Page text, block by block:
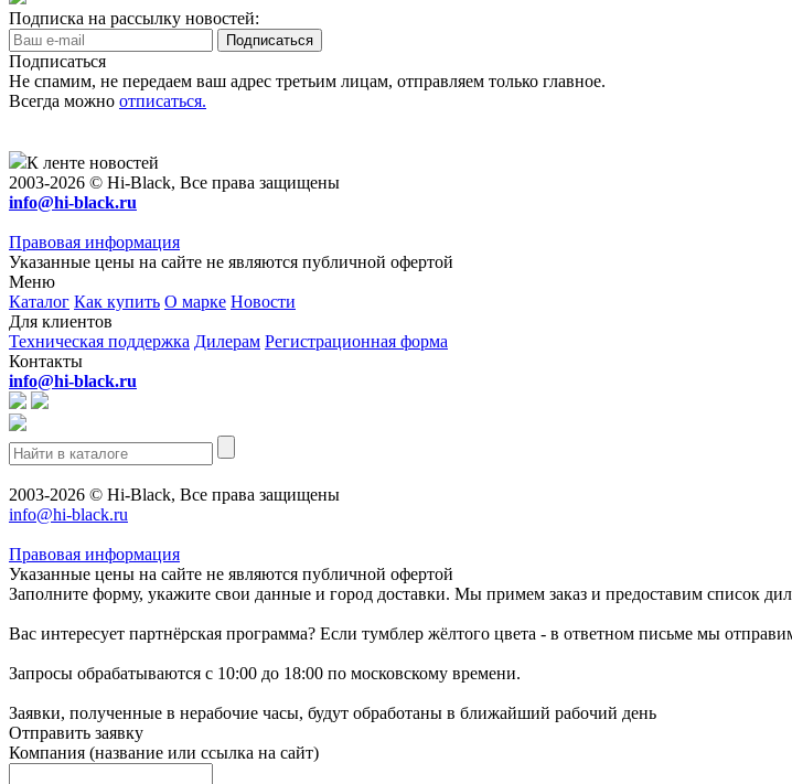
Подписка на рассылку новостей:
Подписаться
Не спамим, не передаем ваш адрес третьим лицам, отправляем только главное.
Всегда можно отписаться.
К ленте новостей
2003-2026 © Hi-Black, Все права защищены
info@hi-black.ru
Правовая информация
Указанные цены на сайте не являются публичной офертой
Меню
Каталог Как купить О марке Новости
Для клиентов
Техническая поддержка Дилерам Регистрационная форма
Контакты
info@hi-black.ru
2003-2026 © Hi-Black, Все права защищены
info@hi-black.ru
Правовая информация
Указанные цены на сайте не являются публичной офертой
Заполните форму, укажите свои данные и город доставки. Мы примем заказ и предоставим список
Вас интересует партнёрская программа? Если тумблер жёлтого цвета - в ответном письме мы
Запросы обрабатываются с 10:00 до 18:00 по московскому времени.
Заявки, полученные в нерабочие часы, будут обработаны в ближайший рабочий день
Отправить заявку
Компания (название или ссылка на сайт)